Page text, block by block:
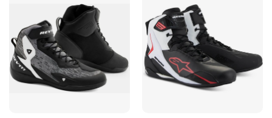
a
c
e
h